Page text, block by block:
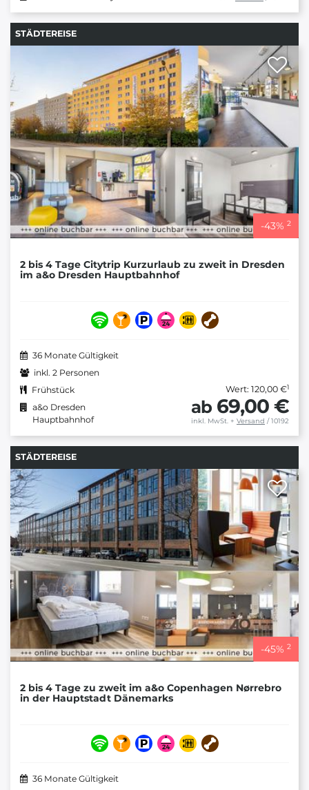
STÄDTEREISE
-43% 2
2 bis 4 Tage Citytrip Kurzurlaub zu zweit in Dresden
im a&o Dresden Hauptbahnhof
36 Monate Gültigkeit
inkl. 2 Personen
Frühstück
a&o Dresden
Hauptbahnhof
Wert: 120,00 €1
ab 69,00 €
inkl. MwSt. + Versand / 10192
STÄDTEREISE
-45% 2
2 bis 4 Tage zu zweit im a&o Copenhagen Nørrebro
in der Hauptstadt Dänemarks
36 Monate Gültigkeit